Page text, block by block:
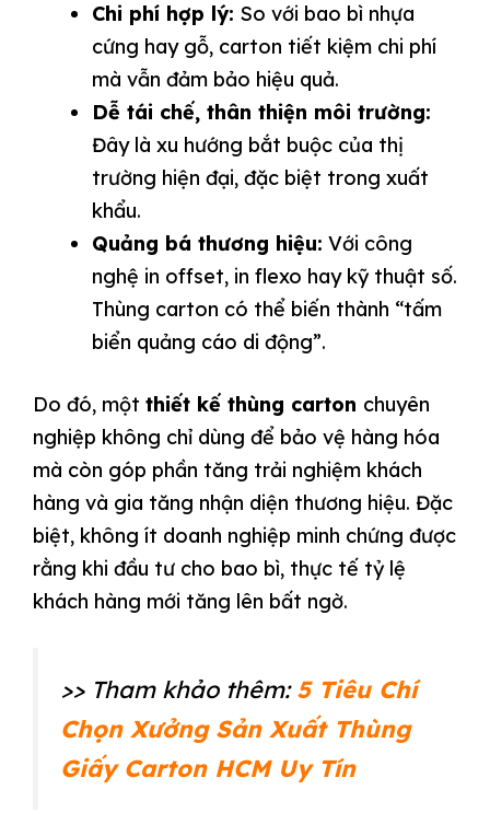
Chi phí hợp lý: So với bao bì nhựa
cứng hay gỗ, carton tiết kiệm chi phí
mà vẫn đảm bảo hiệu quả.
Dễ tái chế, thân thiện môi trường:
Đây là xu hướng bắt buộc của thị
trường hiện đại, đặc biệt trong xuất
khẩu.
Quảng bá thương hiệu: Với công
nghệ in offset, in flexo hay kỹ thuật số.
Thùng carton có thể biến thành “tấm
biển quảng cáo di động”.
Do đó, một thiết kế thùng carton chuyên
nghiệp không chỉ dùng để bảo vệ hàng hóa
mà còn góp phần tăng trải nghiệm khách
hàng và gia tăng nhận diện thương hiệu. Đặc
biệt, không ít doanh nghiệp minh chứng được
rằng khi đầu tư cho bao bì, thực tế tỷ lệ
khách hàng mới tăng lên bất ngờ.
>> Tham khảo thêm:5 Tiêu Chí
Chọn Xưởng Sản Xuất Thùng
Giấy Carton HCM Uy Tín